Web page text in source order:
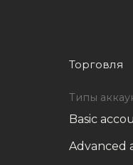
Торговля
Типы
Basic
Advanced